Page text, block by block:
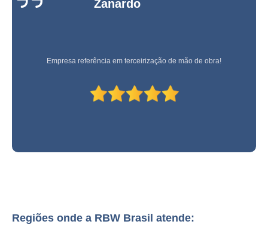
Zanardo
Empresa referência em terceirização de mão de obra!
Regiões onde a RBW Brasil atende: